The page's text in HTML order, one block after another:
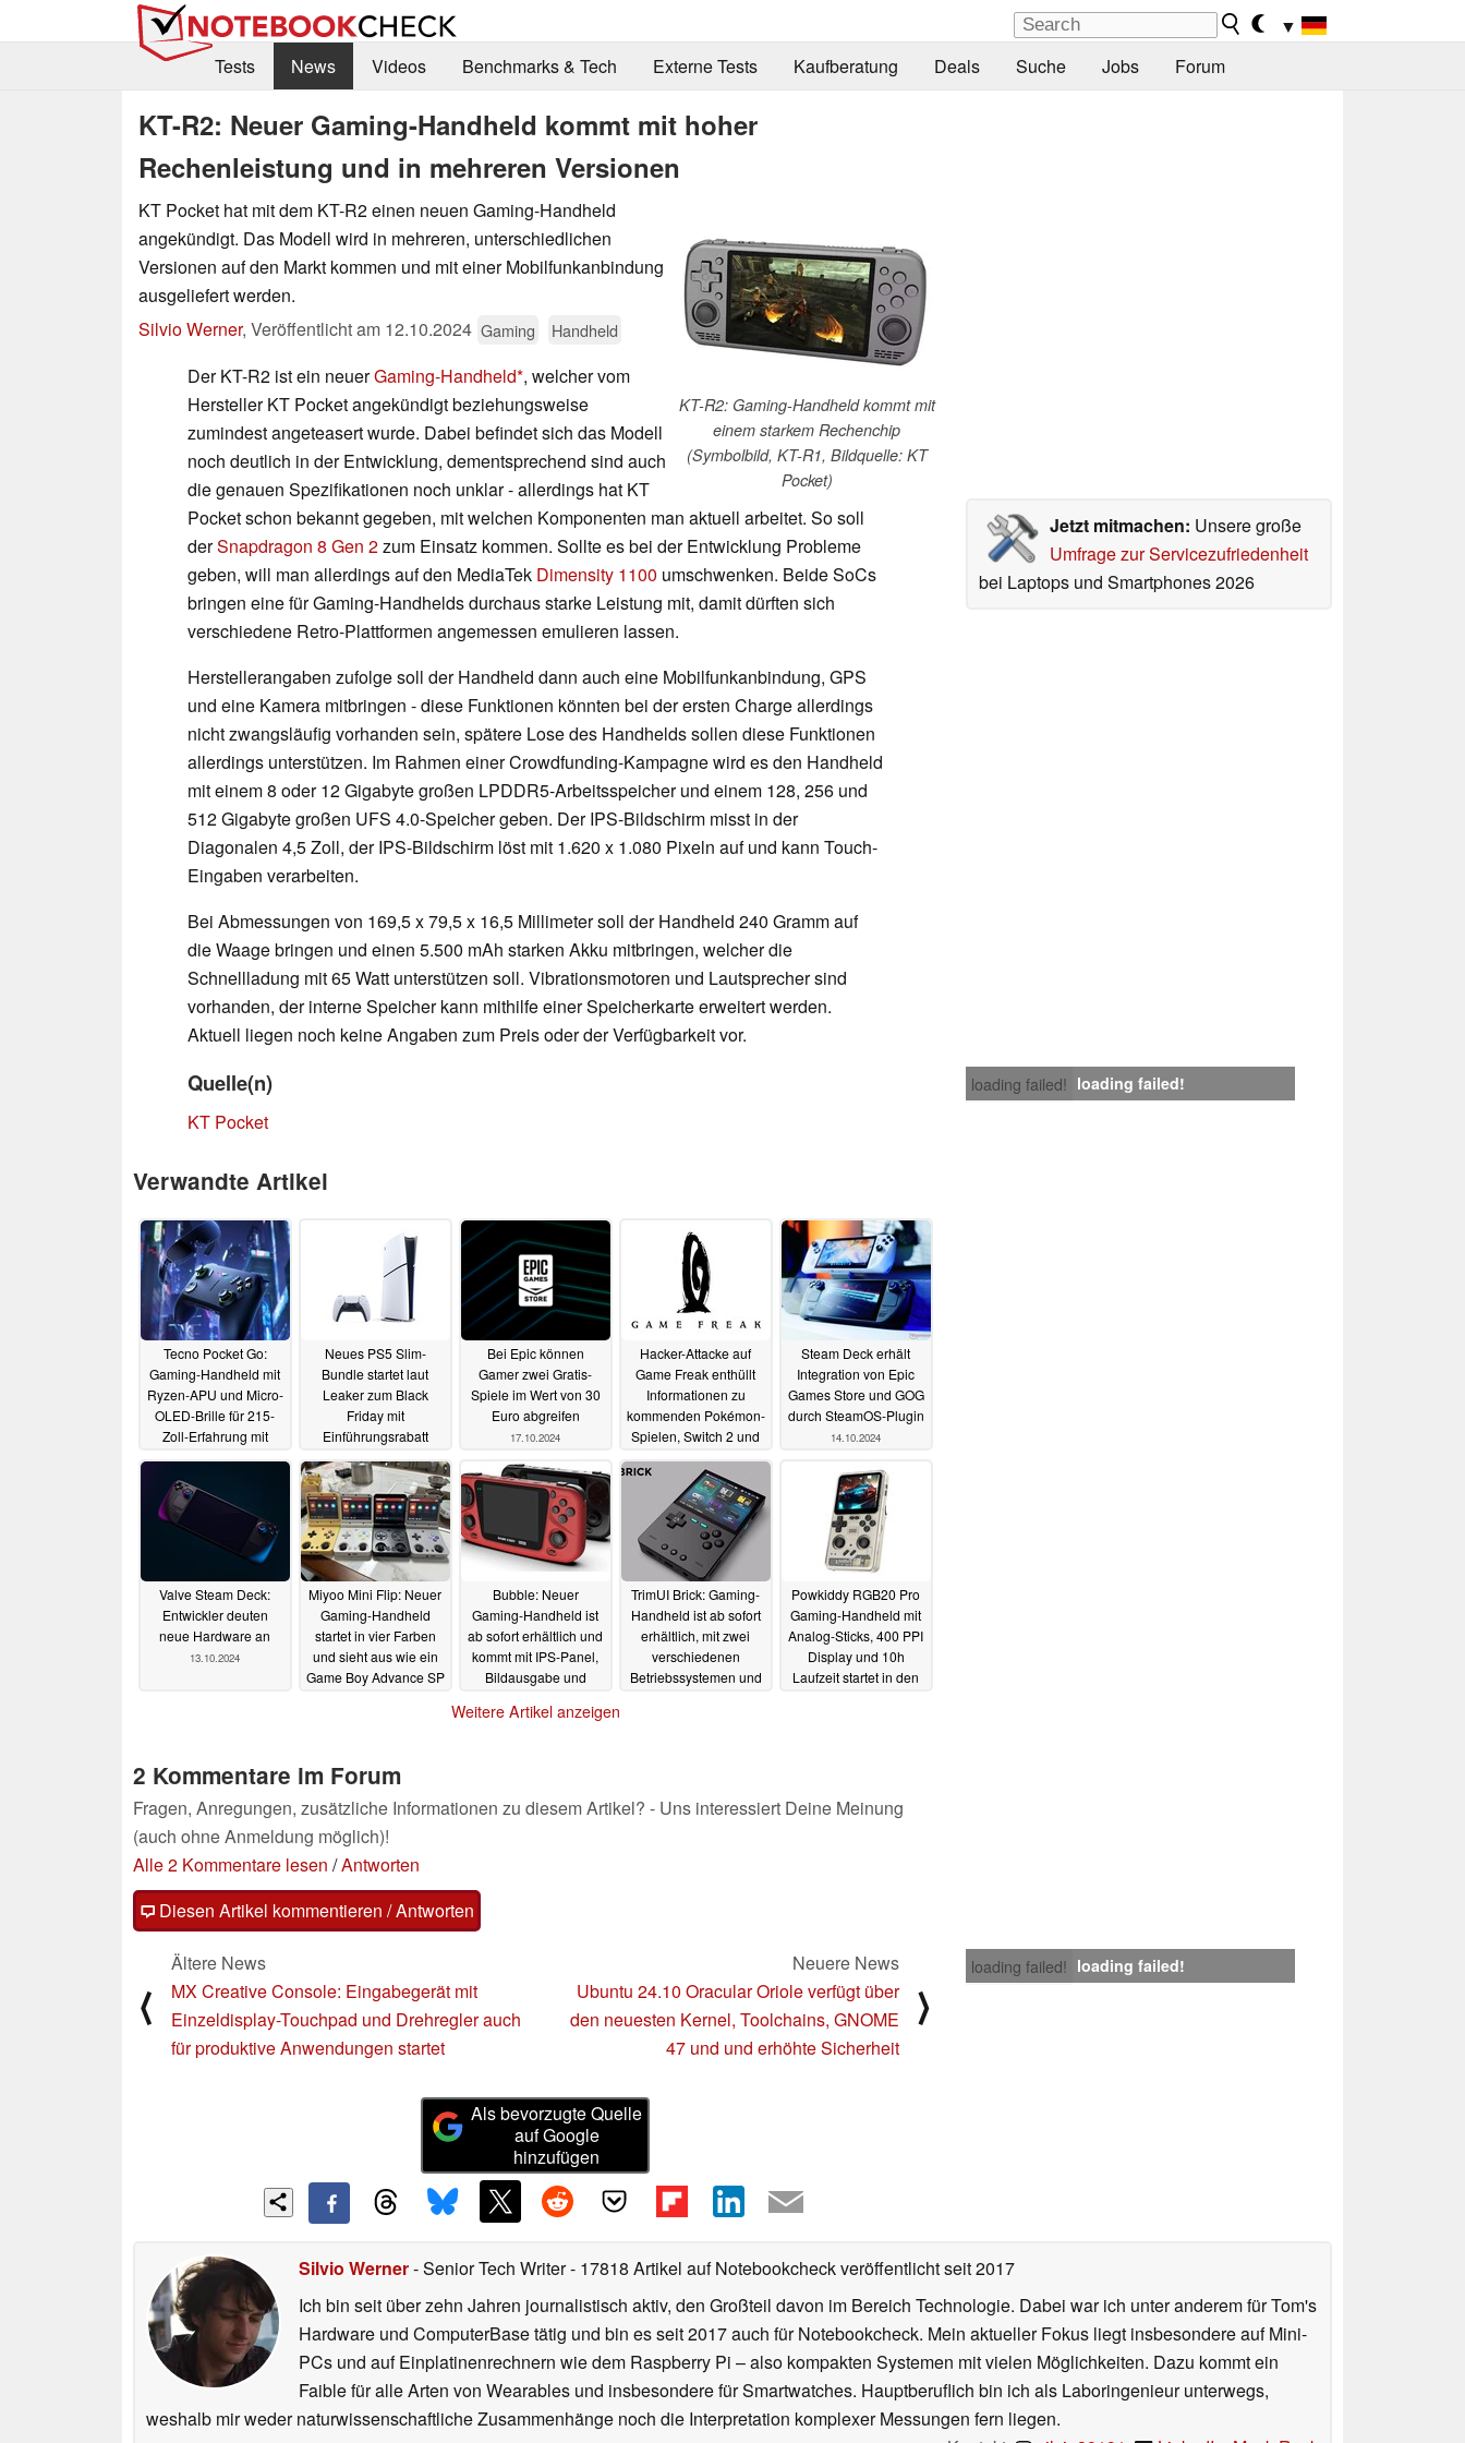
▼
Tests
News Videos Benchmarks & Tech Externe Tests Kaufberatung Deals Suche Jobs Forum
KT-R2: Neuer Gaming-Handheld kommt mit hoher
Rechenleistung und in mehreren Versionen
KT-R2: Gaming-Handheld kommt mit
einem starkem Rechenchip
(Symbolbild, KT-R1, Bildquelle: KT
Pocket)
KT Pocket hat mit dem KT-R2 einen neuen Gaming-Handheld
angekündigt. Das Modell wird in mehreren, unterschiedlichen
Versionen auf den Markt kommen und mit einer Mobilfunkanbindung
ausgeliefert werden.
Silvio Werner, Veröffentlicht am 12.10.2024 Gaming Handheld
Jetzt mitmachen: Unsere große
Umfrage zur Servicezufriedenheit
bei Laptops und Smartphones 2026
Der KT-R2 ist ein neuerGaming-Handheld , welcher vom
Hersteller KT Pocket angekündigt beziehungsweise
zumindest angeteasert wurde. Dabei befindet sich das Modell
noch deutlich in der Entwicklung, dementsprechend sind auch
die genauen Spezifikationen noch unklar - allerdings hat KT
Pocket schon bekannt gegeben, mit welchen Komponenten man aktuell arbeitet. So soll
derSnapdragon 8 Gen 2zum Einsatz kommen. Sollte es bei der Entwicklung Probleme
geben, will man allerdings auf den MediaTek Dimensity 1100 umschwenken. Beide SoCs
bringen eine für Gaming-Handhelds durchaus starke Leistung mit, damit dürften sich
verschiedene Retro-Plattformen angemessen emulieren lassen.
Herstellerangaben zufolge soll der Handheld dann auch eine Mobilfunkanbindung, GPS
und eine Kamera mitbringen - diese Funktionen könnten bei der ersten Charge allerdings
nicht zwangsläufig vorhanden sein, spätere Lose des Handhelds sollen diese Funktionen
allerdings unterstützen. Im Rahmen einer Crowdfunding-Kampagne wird es den Handheld
mit einem 8 oder 12 Gigabyte großen LPDDR5-Arbeitsspeicher und einem 128, 256 und
512 Gigabyte großen UFS 4.0-Speicher geben. Der IPS-Bildschirm misst in der
Diagonalen 4,5 Zoll, der IPS-Bildschirm löst mit 1.620 x 1.080 Pixeln auf und kann Touch-
Eingaben verarbeiten.
Bei Abmessungen von 169,5 x 79,5 x 16,5 Millimeter soll der Handheld 240 Gramm auf
die Waage bringen und einen 5.500 mAh starken Akku mitbringen, welcher die
Schnellladung mit 65 Watt unterstützen soll. Vibrationsmotoren und Lautsprecher sind
vorhanden, der interne Speicher kann mithilfe einer Speicherkarte erweitert werden.
Aktuell liegen noch keine Angaben zum Preis oder der Verfügbarkeit vor.
loading failed! loading failed!
Quelle(n)
KT Pocket
Verwandte Artikel
Tecno Pocket Go:
Gaming-Handheld mit
Ryzen-APU und Micro-
OLED-Brille für 215-
Zoll-Erfahrung mit
Neues PS5 Slim-
Bundle startet laut
Leaker zum Black
Friday mit
Einführungsrabatt
17.10.2024
Bei Epic können
Gamer zwei Gratis-
Spiele im Wert von 30
Euro abgreifen
17.10.2024
Hacker-Attacke auf
Game Freak enthüllt
Informationen zu
kommenden Pokémon-
Spielen, Switch 2 und
14.10.2024
Steam Deck erhält
Integration von Epic
Games Store und GOG
durch SteamOS-Plugin
14.10.2024
Valve Steam Deck:
Entwickler deuten
neue Hardware an
13.10.2024
Miyoo Mini Flip: Neuer
Gaming-Handheld
startet in vier Farben
und sieht aus wie ein
Game Boy Advance SP
Bubble: Neuer
Gaming-Handheld ist
ab sofort erhältlich und
kommt mit IPS-Panel,
Bildausgabe und
TrimUI Brick: Gaming-
Handheld ist ab sofort
erhältlich, mit zwei
verschiedenen
Betriebssystemen und
Powkiddy RGB20 Pro
Gaming-Handheld mit
Analog-Sticks, 400 PPI
Display und 10h
Laufzeit startet in den
Weitere Artikel anzeigen
2 Kommentare im Forum
Fragen, Anregungen, zusätzliche Informationen zu diesem Artikel? - Uns interessiert Deine Meinung
(auch ohne Anmeldung möglich)!
Alle 2 Kommentare lesen /Antworten
Diesen Artikel kommentieren / Antworten
loading failed! loading failed!
⟨
Ältere News
MX Creative Console: Eingabegerät mit
Einzeldisplay-Touchpad und Drehregler auch
für produktive Anwendungen startet
Neuere News
Ubuntu 24.10 Oracular Oriole verfügt über
den neuesten Kernel, Toolchains, GNOME
47 und und erhöhte Sicherheit
⟩
Als bevorzugte Quelle
auf Google
hinzufügen
Silvio Werner- Senior Tech Writer- 17818 Artikel auf Notebookcheck veröffentlichtseit 2017
Ich bin seit über zehn Jahren journalistisch aktiv, den Großteil davon im Bereich Technologie. Dabei war ich unter anderem für Tom's
Hardware und ComputerBase tätig und bin es seit 2017 auch für Notebookcheck. Mein aktueller Fokus liegt insbesondere auf Mini-
PCs und auf Einplatinenrechnern wie dem Raspberry Pi – also kompakten Systemen mit vielen Möglichkeiten. Dazu kommt ein
Faible für alle Arten von Wearables und insbesondere für Smartwatches. Hauptberuflich bin ich als Laboringenieur unterwegs,
weshalb mir weder naturwissenschaftliche Zusammenhänge noch die Interpretation komplexer Messungen fern liegen.